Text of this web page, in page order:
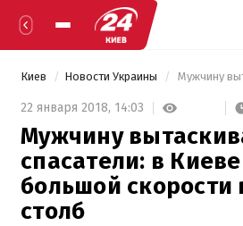
Киев Новости Украины
22 января 2018, 14:03
Мужчину
спасатели: в
большой скорости
столб